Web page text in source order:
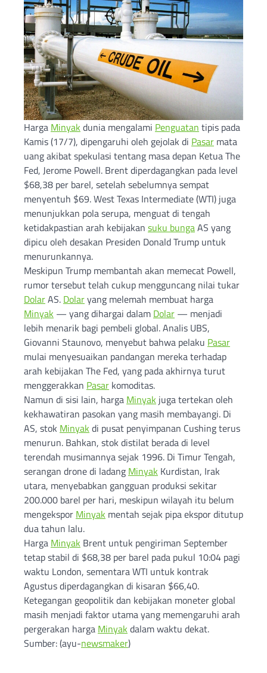
Harga Minyak dunia mengalami Penguatan tipis pada
Kamis (17/7), dipengaruhi oleh gejolak di Pasar mata
uang akibat spekulasi tentang masa depan Ketua The
Fed, Jerome Powell. Brent diperdagangkan pada level
$68,38 per barel, setelah sebelumnya sempat
menyentuh $69. West Texas Intermediate (WTI) juga
menunjukkan pola serupa, menguat di tengah
ketidakpastian arah kebijakan suku bungaAS yang
dipicu oleh desakan Presiden Donald Trump untuk
menurunkannya.
Meskipun Trump membantah akan memecat Powell,
rumor tersebut telah cukup mengguncang nilai tukar
DolarAS. Dolaryang melemah membuat harga
Minyak — yang dihargai dalam Dolar — menjadi
lebih menarik bagi pembeli global. Analis UBS,
Giovanni Staunovo, menyebut bahwa pelaku Pasar
mulai menyesuaikan pandangan mereka terhadap
arah kebijakan The Fed, yang pada akhirnya turut
menggerakkan Pasar komoditas.
Namun di sisi lain, harga Minyak juga tertekan oleh
kekhawatiran pasokan yang masih membayangi. Di
AS, stok Minyak di pusat penyimpanan Cushing terus
menurun. Bahkan, stok distilat berada di level
terendah musimannya sejak 1996. Di Timur Tengah,
serangan drone di ladang Minyak Kurdistan, Irak
utara, menyebabkan gangguan produksi sekitar
200.000 barel per hari, meskipun wilayah itu belum
mengekspor Minyak mentah sejak pipa ekspor ditutup
dua tahun lalu.
Harga Minyak Brent untuk pengiriman September
tetap stabil di $68,38 per barel pada pukul 10:04 pagi
waktu London, sementara WTI untuk kontrak
Agustus diperdagangkan di kisaran $66,40.
Ketegangan geopolitik dan kebijakan moneter global
masih menjadi faktor utama yang memengaruhi arah
pergerakan harga Minyak dalam waktu dekat.
Sumber: (ayu-newsmaker)